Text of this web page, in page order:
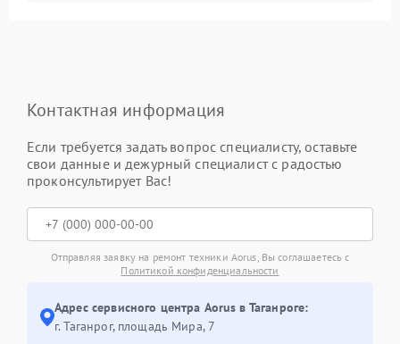
Контактная информация
Если требуется задать вопрос специалисту, оставьте
свои данные и дежурный специалист с радостью
проконсультирует Вас!
Отправляя заявку на ремонт техники Aorus, Вы соглашаетесь с
Политикой конфиденциальности
Адрес сервисного центра Aorus в Таганроге:
г. Таганрог, площадь Мира, 7